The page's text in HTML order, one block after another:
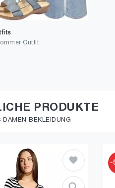
Outfit
PRODUKTE
DAMEN BEKLEIDUNG
-